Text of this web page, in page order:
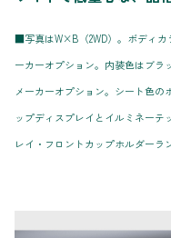
■写真はW×B（2WD）。ボディカ
ーカーオプション。内装色はブ
メーカーオプション。シート色
ップディスプレイとイルミネーテ
レイ・フロントカップホルダーラ